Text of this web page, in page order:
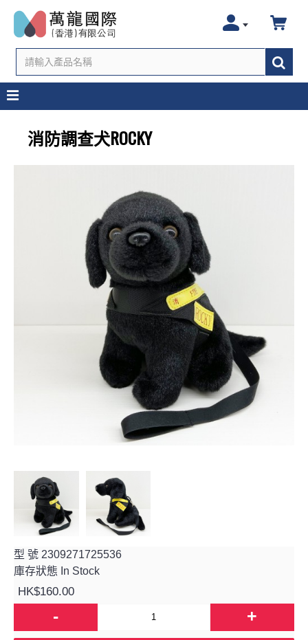
消防調查犬ROCKY
型 號 2309271725536
庫存狀態 In Stock
HK$160.00
- +